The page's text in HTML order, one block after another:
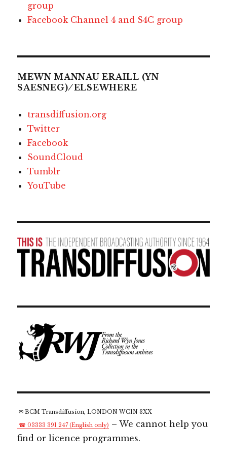
group
Facebook Channel 4 and S4C group
MEWN MANNAU ERAILL (YN
SAESNEG) ⁄ ELSEWHERE
transdiffusion.org
Twitter
Facebook
SoundCloud
Tumblr
YouTube
✉ BCM Transdiffusion, LONDON WC1N 3XX
☎ 03333 391 247 (English only) – We cannot help you
find or licence programmes.